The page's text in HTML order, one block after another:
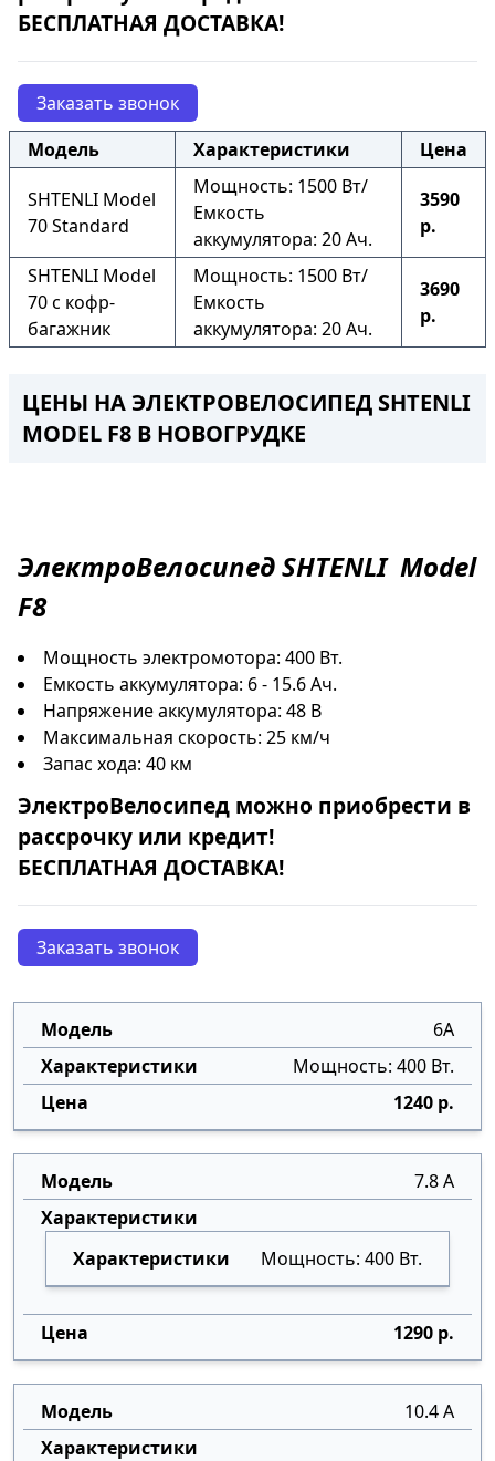
БЕСПЛАТНАЯ ДОСТАВКА!
Заказать звонок
Модель
Характеристики Цена
SHTENLI Model
70 Standard
Мощность: 1500 Вт/
Емкость
аккумулятора: 20 Ач.
3590
р.
SHTENLI Model
70 с кофр-
багажник
Мощность: 1500 Вт/
Емкость
аккумулятора: 20 Ач.
3690
р.
ЦЕНЫ НА ЭЛЕКТРОВЕЛОСИПЕД SHTENLI
MODEL F8 В НОВОГРУДКЕ
ЭлектроВелосипедSHTENLI Model
F8
Мощность электромотора: 400 Вт.
Емкость аккумулятора: 6 - 15.6 Ач.
Напряжение аккумулятора: 48 В
Максимальная скорость: 25 км/ч
Запас хода: 40 км
ЭлектроВелосипед можно приобрести в
рассрочку или кредит!
БЕСПЛАТНАЯ ДОСТАВКА!
Заказать звонок
6А
Мощность: 400 Вт.
1240 р.
7.8 А
Мощность: 400 Вт.
1290 р.
10.4 А